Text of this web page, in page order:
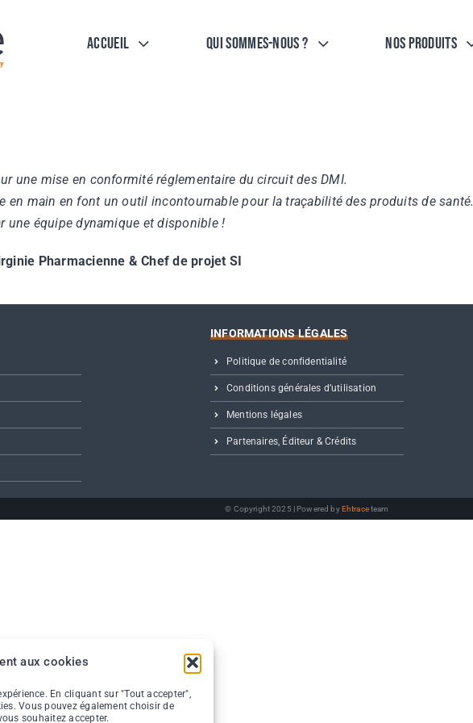
aux cookies
En cliquant sur "Tout accepter",
Vous pouvez également choisir de
souhaitez accepter.
Accueil Qui sommes-nous ? Nos Produits
une mise en conformité réglementaire du circuit des DMI.
en main en font un outil incontournable pour la traçabilité des produits de santé.
une équipe dynamique et disponible !
Pharmacienne & Chef de projet SI
INFORMATIONS LÉGALES
Politique de confidentialité
Conditions générales d’utilisation
Mentions légales
Partenaires, Éditeur & Crédits
© Copyright 2025 | Powered byEhtraceteam